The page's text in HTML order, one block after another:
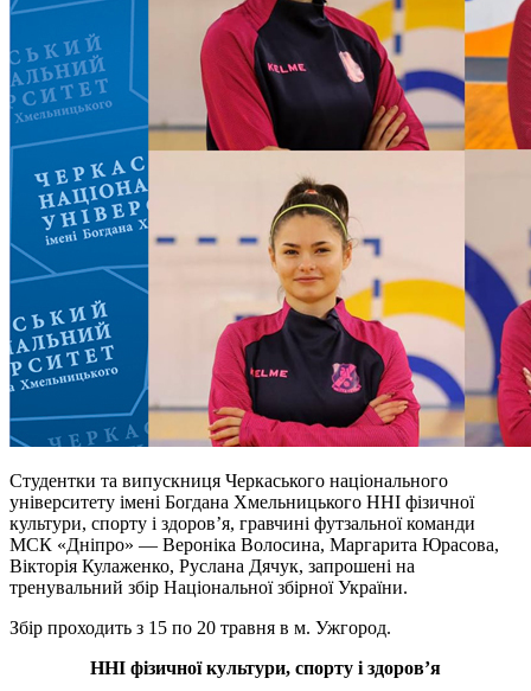
Студентки та випускниця Черкаського національного
університету імені Богдана Хмельницького ННІ фізичної
культури, спорту і здоров’я, гравчині футзальної команди
МСК «Дніпро» — Вероніка Волосина, Маргарита Юрасова,
Вікторія Кулаженко, Руслана Дячук, запрошені на
тренувальний збір Національної збірної України.
Збір проходить з 15 по 20 травня в м. Ужгород.
ННІ фізичної культури, спорту і здоров’я